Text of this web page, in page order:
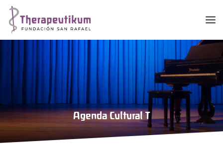
Agenda Cultural T